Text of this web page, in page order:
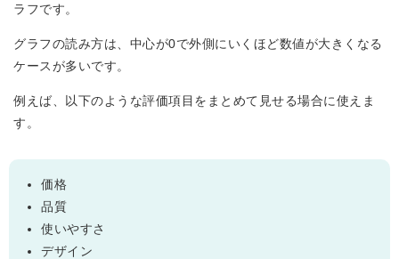
ラフです。
グラフの読み方は、中心が0で外側にいくほど数値が大きくなる
ケースが多いです。
例えば、以下のような評価項目をまとめて見せる場合に使えま
す。
価格
品質
使いやすさ
デザイン